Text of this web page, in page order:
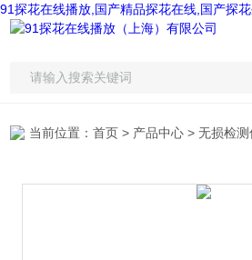
91探花在线播放,国产精品探花在线,国产探
当前位置：首页 > 产品中心 >无损检测